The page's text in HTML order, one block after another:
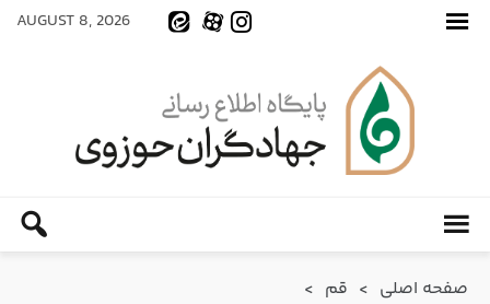
AUGUST 8, 2026
صفحه اصلی > قم >